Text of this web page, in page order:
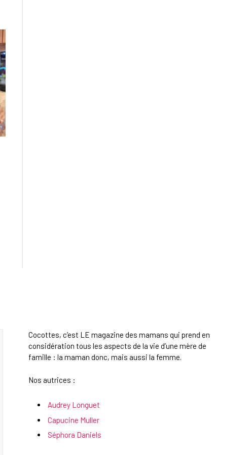
Cocottes, c’est LE magazine des mamans qui prend en
considération tous les aspects de la vie d’une mère de
famille : la maman donc, mais aussi la femme.
Nos autrices :
Audrey Longuet
Capucine Muller
Séphora Daniels